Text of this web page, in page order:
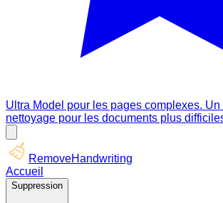
Ultra Model pour les pages complexes.
nettoyage pour les documents plus
RemoveHandwriting
Accueil
Suppression